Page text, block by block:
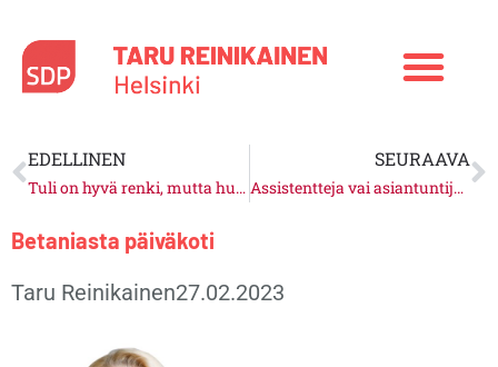
sisältöön
Prev
EDELLINEN
Tuli on hyvä renki, mutta huono isäntä
SEURAAVA
Assistentteja vai asiantuntijoita?
Betaniasta päiväkoti
Taru Reinikainen27.02.2023